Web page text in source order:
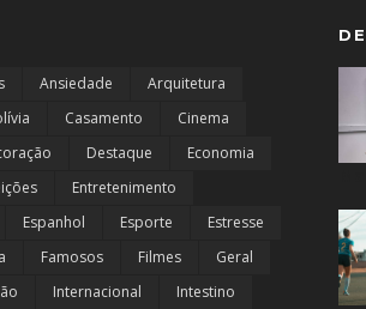
Ansiedade
Arquitetura
Casamento
Cinema
Destaque
Economia
Entretenimento
Espanhol Esporte
Estresse
Famosos Filmes
Geral
Internacional Intestino